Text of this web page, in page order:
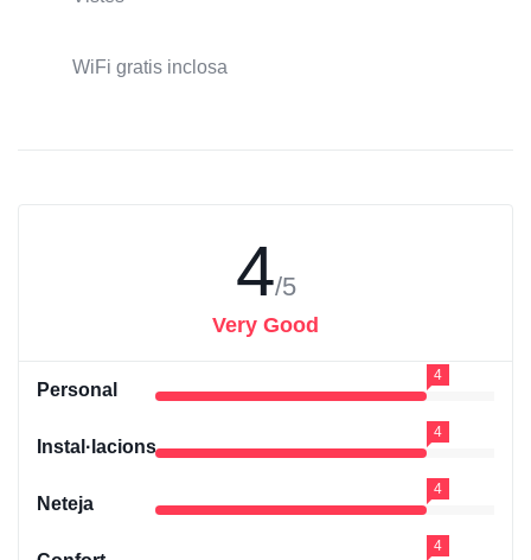
WiFi gratis inclosa
4/5
Very Good
Personal
4
Instal·lacions
4
Neteja
4
4